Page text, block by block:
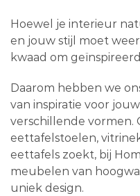
Hoewel je interieur
en jouw stijl moet
kwaad om
Daarom hebben we
van inspiratie voor
verschillende vormen.
eettafelstoelen,
eettafels zoekt, bij
meubelen van
uniek design.